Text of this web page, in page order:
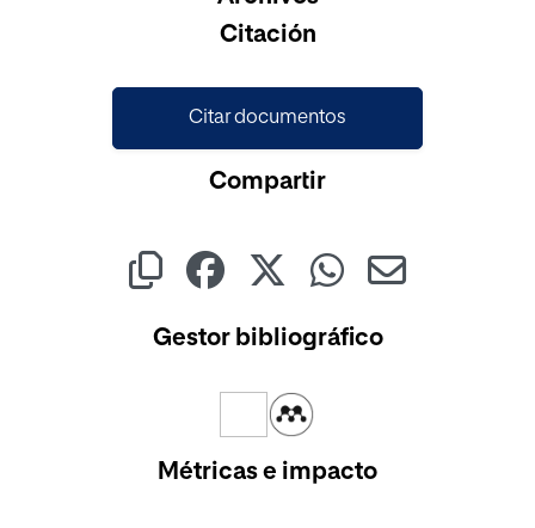
Citación
Citar documentos
Compartir
Gestor bibliográfico
Métricas e impacto